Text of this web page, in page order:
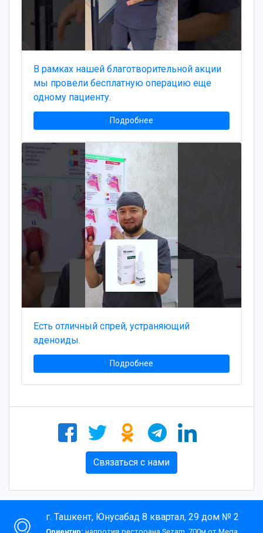
В рамках нашей благотворительной акции
мы провели бесплатную операцию еще
одному пациенту.
Подробнее
Есть отличный спрей, устраняющий
аденоиды.
Подробнее
Связаться с нами
г. Ташкент, Юнусабад 8 квартал, 29 дом № 2